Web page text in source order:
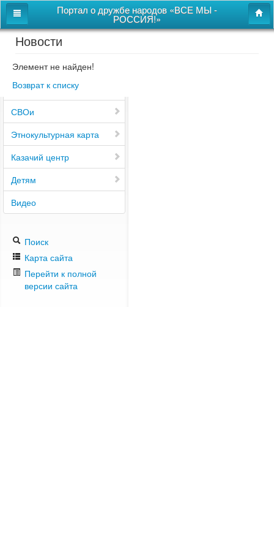
Портал о дружбе народов «ВСЕ МЫ -
РОССИЯ!»
Главная
Дом дружбы народов
Новости
СВОи
Этнокультурная карта
Казачий центр
Детям
Видео
Поиск
Карта сайта
Перейти к полной
версии сайта
Новости
Элемент не найден!
Возврат к списку